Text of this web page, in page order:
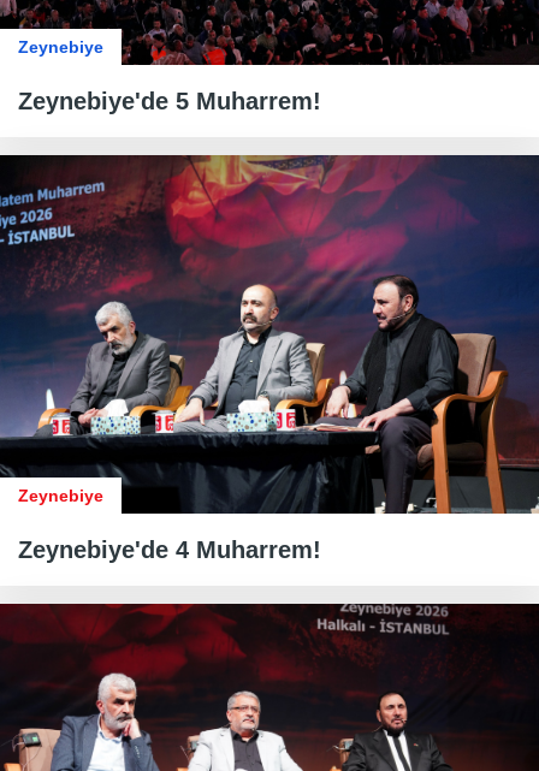
Zeynebiye
Zeynebiye'de 5 Muharrem!
Zeynebiye
Zeynebiye'de 4 Muharrem!